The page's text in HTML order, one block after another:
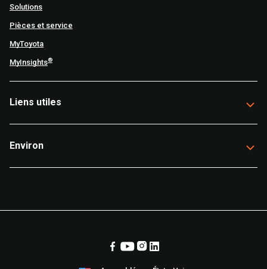
Solutions
Pièces et service
MyToyota
MyInsights®
Liens utiles
Environ